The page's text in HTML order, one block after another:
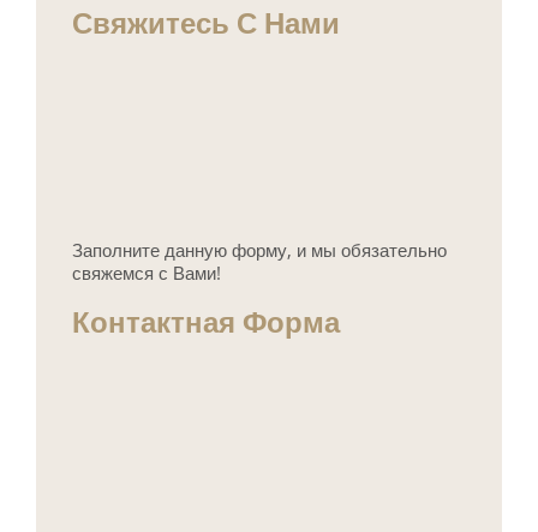
Свяжитесь С Нами
Заполните данную форму, и мы обязательно
свяжемся с Вами!
Контактная Форма